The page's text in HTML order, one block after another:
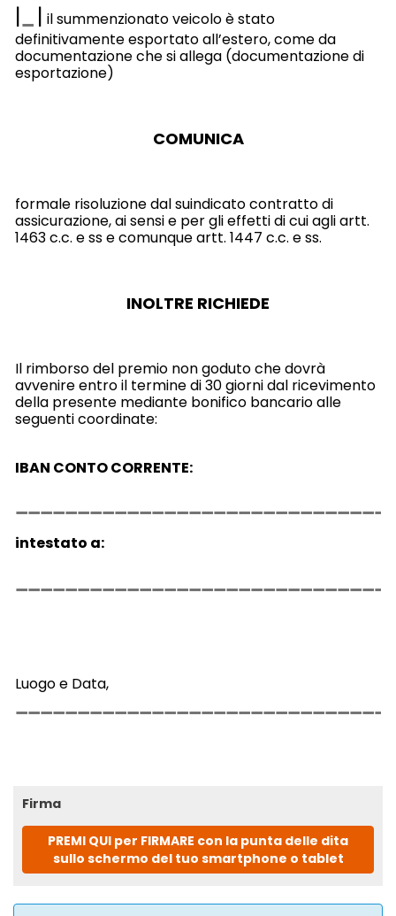
| | il summenzionato veicolo è stato
definitivamente esportato all’estero, come da
documentazione che si allega (documentazione di
esportazione)
COMUNICA
formale risoluzione dal suindicato contratto di
assicurazione, ai sensi e per gli effetti di cui agli artt.
1463 c.c. e ss e comunque artt. 1447 c.c. e ss.
INOLTRE RICHIEDE
Il rimborso del premio non goduto che dovrà
avvenire entro il termine di 30 giorni dal ricevimento
della presente mediante bonifico bancario alle
seguenti coordinate:
IBAN CONTO CORRENTE:
intestato a:
Luogo e Data,
Firma
PREMI QUI per FIRMARE con la punta delle dita
sullo schermo del tuo smartphone o tablet